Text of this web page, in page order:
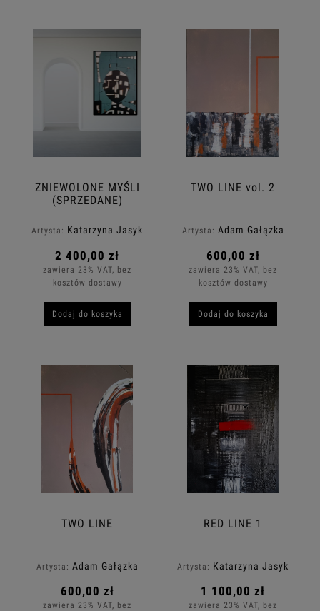
ZNIEWOLONE MYŚLI
(SPRZEDANE)
Artysta: Katarzyna Jasyk
2 400,00 zł
zawiera 23% VAT, bez
kosztów dostawy
Dodaj do koszyka
TWO LINE vol. 2
Artysta: Adam Gałązka
600,00 zł
zawiera 23% VAT, bez
kosztów dostawy
Dodaj do koszyka
TWO LINE
Artysta: Adam Gałązka
600,00 zł
zawiera 23% VAT, bez
RED LINE 1
Artysta: Katarzyna Jasyk
1 100,00 zł
zawiera 23% VAT, bez